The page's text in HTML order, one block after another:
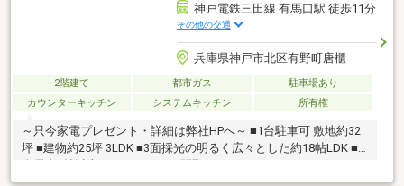
神戸電鉄三田線 有馬口駅 徒歩11分
その他の交通
兵庫県神戸市北区有野町唐櫃
2階建て 都市ガス
駐車場あり
カウンターキッチン
システムキッチン 所有権
～只今家電プレゼント・詳細は弊社HPへ～ ■1台駐車可 敷地約32
坪 ■建物約25坪 3LDK ■3面採光の明るく広々とした約18帖LDK ■